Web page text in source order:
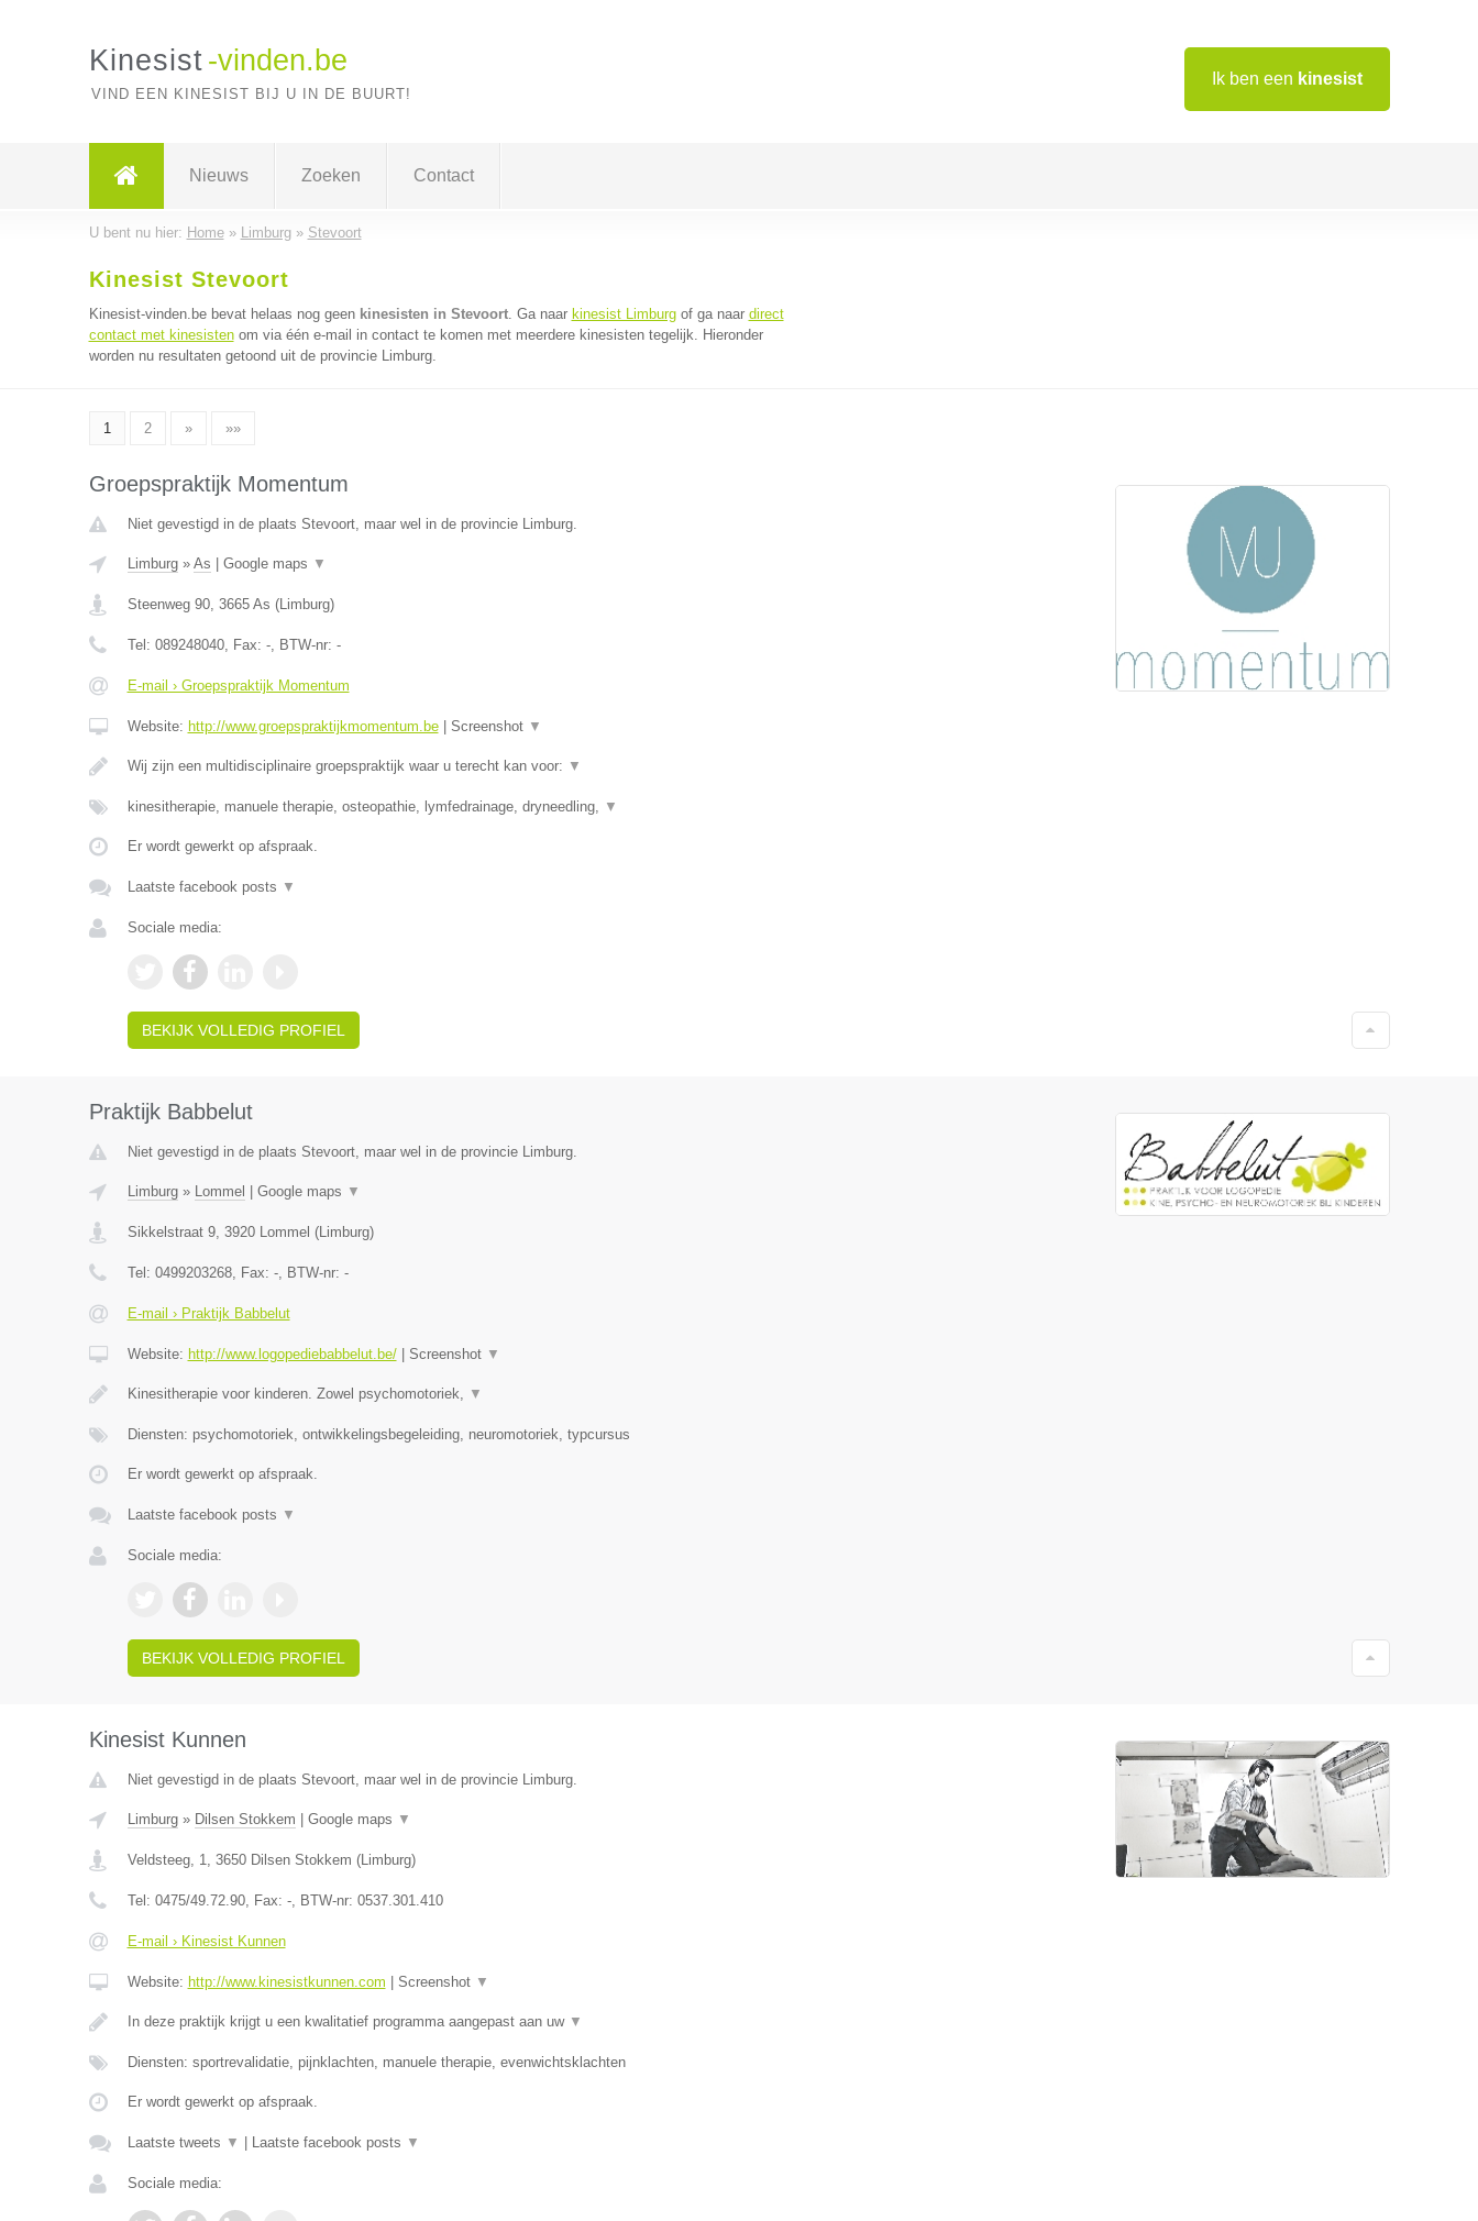
Ik ben een kinesist
Kinesist -vinden.be
VIND EEN KINESIST BIJ U IN DE BUURT!
Nieuws Zoeken Contact
U bent nu hier: Home» Limburg» Stevoort
Kinesist Stevoort
Kinesist-vinden.be bevat helaas nog geen kinesisten in Stevoort. Ga naar kinesist Limburgof ga naar direct
contact met kinesistenom via één e-mail in contact te komen met meerdere kinesisten tegelijk. Hieronder
worden nu resultaten getoond uit de provincie Limburg.
1 2 » »»
Groepspraktijk Momentum
Niet gevestigd in de plaats Stevoort, maar wel in de provincie Limburg.
Limburg» As Google maps ▼
Steenweg 90, 3665 As (Limburg)
Tel: 089248040, Fax: -, BTW-nr: -
E-mail › Groepspraktijk Momentum
Website: http://www.groepspraktijkmomentum.be| Screenshot ▼
Wij zijn een multidisciplinaire groepspraktijk waar u terecht kan voor: ▼
kinesitherapie, manuele therapie, osteopathie, lymfedrainage, dryneedling, ▼
Er wordt gewerkt op afspraak.
Laatste facebook posts ▼
Sociale media:
BEKIJK VOLLEDIG PROFIEL
Praktijk Babbelut
Niet gevestigd in de plaats Stevoort, maar wel in de provincie Limburg.
Limburg» Lommel Google maps ▼
Sikkelstraat 9, 3920 Lommel (Limburg)
Tel: 0499203268, Fax: -, BTW-nr: -
E-mail › Praktijk Babbelut
Website: http://www.logopediebabbelut.be/| Screenshot ▼
Kinesitherapie voor kinderen. Zowel psychomotoriek, ▼
Diensten: psychomotoriek, ontwikkelingsbegeleiding, neuromotoriek, typcursus
Er wordt gewerkt op afspraak.
Laatste facebook posts ▼
Sociale media:
BEKIJK VOLLEDIG PROFIEL
Kinesist Kunnen
Niet gevestigd in de plaats Stevoort, maar wel in de provincie Limburg.
Limburg» Dilsen Stokkem Google maps ▼
Veldsteeg, 1, 3650 Dilsen Stokkem (Limburg)
Tel: 0475/49.72.90, Fax: -, BTW-nr: 0537.301.410
E-mail › Kinesist Kunnen
Website: http://www.kinesistkunnen.com Screenshot ▼
In deze praktijk krijgt u een kwalitatief programma aangepast aan uw ▼
Diensten: sportrevalidatie, pijnklachten, manuele therapie, evenwichtsklachten
Er wordt gewerkt op afspraak.
Laatste tweets ▼ Laatste facebook posts ▼
Sociale media: